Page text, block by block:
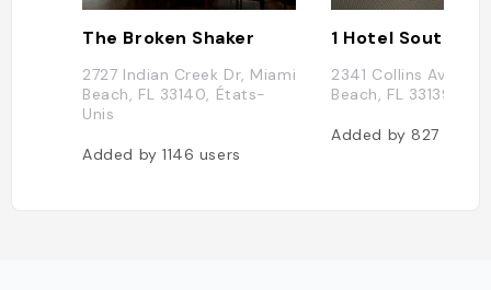
The Broken Shaker
2727 Indian Creek Dr, Miami
Beach, FL 33140, États-
Unis
Added by1146 users
1 Hotel South
2341 Collins Ave,
Beach, FL 33139,
Added by827